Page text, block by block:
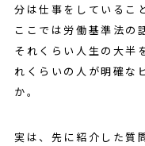
分は仕事をしているこ
ここでは労働基準法の
それくらい人生の大半
れくらいの人が明確な
か。
実は、先に紹介した質